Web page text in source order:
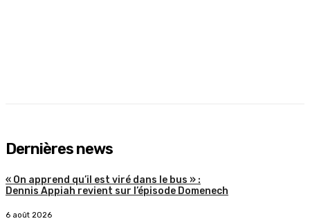
Dernières news
« On apprend qu’il est viré dans le bus » :
Dennis Appiah revient sur l’épisode Domenech
6 août 2026